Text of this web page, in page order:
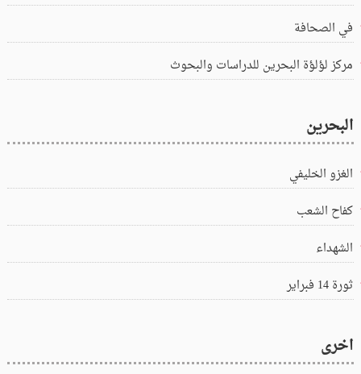
في الصحافة
مركز لؤلؤة البحرين للدراسات والبحوث
البحرين
الغزو الخليفي
كفاح الشعب
الشهداء
ثورة 14 فبراير
اخرى